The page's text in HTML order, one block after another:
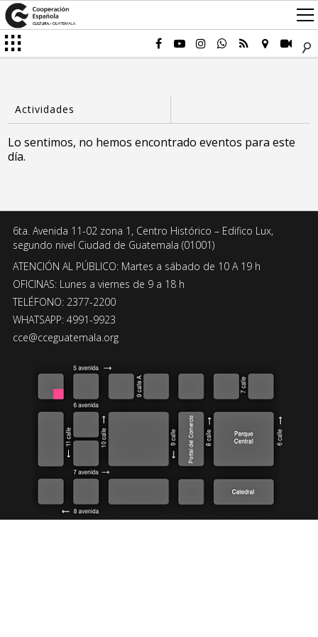
Lo sentimos, no hemos encontrado eventos para este
día.
6ta. Avenida 11-02 zona 1, Centro Histórico – Edifico Lux,
segundo nivel Ciudad de Guatemala (01001)
ATENCIÓN AL PÚBLICO: Martes a sábado de 10 A 19 h
OFICINAS: Lunes a viernes de 9 a 18 h
TELÉFONO: 2377-2200
WHATSAPP: 4991-9923
cce@cceguatemala.org